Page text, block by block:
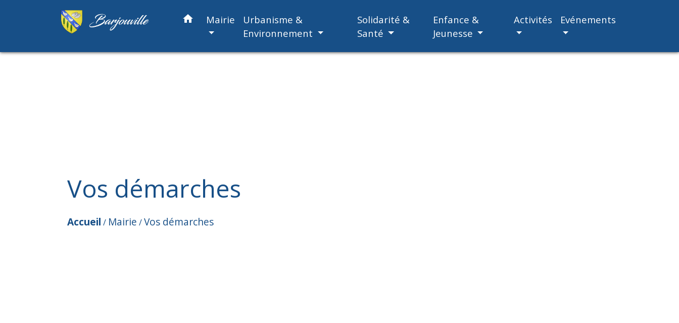
home Mairie
Urbanisme &
Environnement
Solidarité &
Santé
Enfance &
Jeunesse
Activités Evénements
Vos démarches
Accueil / Mairie /Vos démarches